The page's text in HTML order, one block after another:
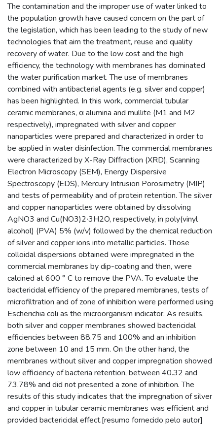
The contamination and the improper use of water linked to
the population growth have caused concern on the part of
the legislation, which has been leading to the study of new
technologies that aim the treatment, reuse and quality
recovery of water. Due to the low cost and the high
efficiency, the technology with membranes has dominated
the water purification market. The use of membranes
combined with antibacterial agents (e.g. silver and copper)
has been highlighted. In this work, commercial tubular
ceramic membranes, α alumina and mullite (M1 and M2
respectively), impregnated with silver and copper
nanoparticles were prepared and characterized in order to
be applied in water disinfection. The commercial membranes
were characterized by X-Ray Diffraction (XRD), Scanning
Electron Microscopy (SEM), Energy Dispersive
Spectroscopy (EDS), Mercury Intrusion Porosimetry (MIP)
and tests of permeability and of protein retention. The silver
and copper nanoparticles were obtained by dissolving
AgNO3 and Cu(NO3)2∙3H2O, respectively, in poly(vinyl
alcohol) (PVA) 5% (w/v) followed by the chemical reduction
of silver and copper ions into metallic particles. Those
colloidal dispersions obtained were impregnated in the
commercial membranes by dip-coating and then, were
calcined at 600 ° C to remove the PVA. To evaluate the
bactericidal efficiency of the prepared membranes, tests of
microfiltration and of zone of inhibition were performed using
Escherichia coli as the microorganism indicator. As results,
both silver and copper membranes showed bactericidal
efficiencies between 88.75 and 100% and an inhibition
zone between 10 and 15 mm. On the other hand, the
membranes without silver and copper impregnation showed
low efficiency of bacteria retention, between 40.32 and
73.78% and did not presented a zone of inhibition. The
results of this study indicates that the impregnation of silver
and copper in tubular ceramic membranes was efficient and
provided bactericidal effect.[resumo fornecido pelo autor]